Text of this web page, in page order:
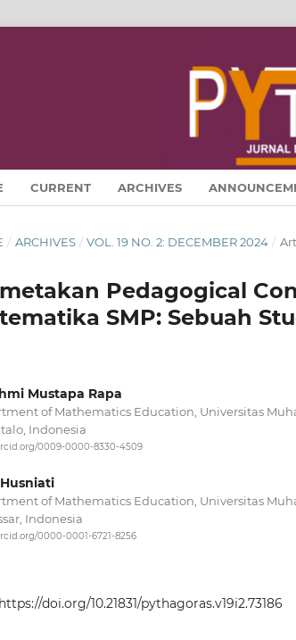
CURRENT ARCHIVES
/ ARCHIVES / VOL. 19 NO. 2: DECEMBER 2024 /
Pedagogical
SMP: Sebuah
Mustapa Rapa
of Mathematics Education, Universitas
Indonesia
0009-0000-8330-4509
of Mathematics Education, Universitas
Indonesia
0000-0001-6721-8256
https://doi.org/10.21831/pythagoras.v19i2.73186